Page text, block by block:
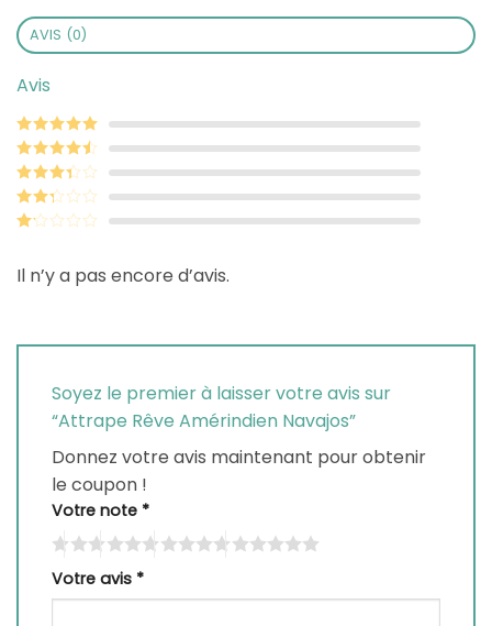
AVIS (0)
Avis
Note5sur 5
Note4sur
5
Note3
sur 5
Note
sur
Il n’y a pas encore d’avis.
Soyez le premier à laisser votre avis sur
“Attrape Rêve Amérindien Navajos”
Donnez votre avis maintenant pour obtenir
le coupon !
Votre note *
Votre avis *